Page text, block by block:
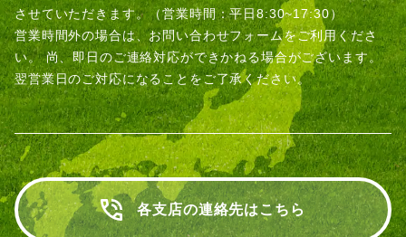
させていただきます。（営業時間：平日8:30~17:30）
営業時間外の場合は、お問い合わせフォームをご利用くださ
い。尚、即日のご連絡対応ができかねる場合がございます。
翌営業日のご対応になることをご了承ください。
各支店の連絡先はこちら